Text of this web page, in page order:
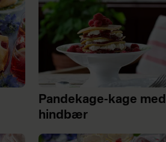
Pandekage-kage med
hindbær